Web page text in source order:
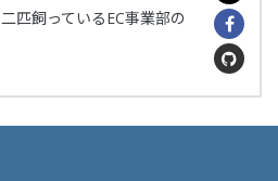
匹飼っているEC事業部の